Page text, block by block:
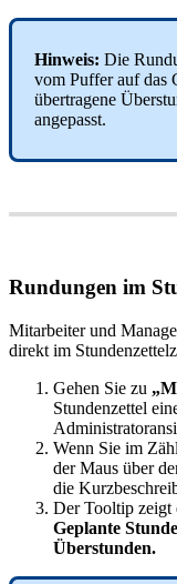
Hinweis: Die
vom Puffer auf das
übertragene Ü
angepasst.
Rundungen im
Mitarbeiter und
direkt im Stundenzettelz
Gehen Sie zu „
Stundenzettel
Wenn Sie im Zä
der Maus über
die
Der Tooltip zeigt
Geplante
Überstunden.